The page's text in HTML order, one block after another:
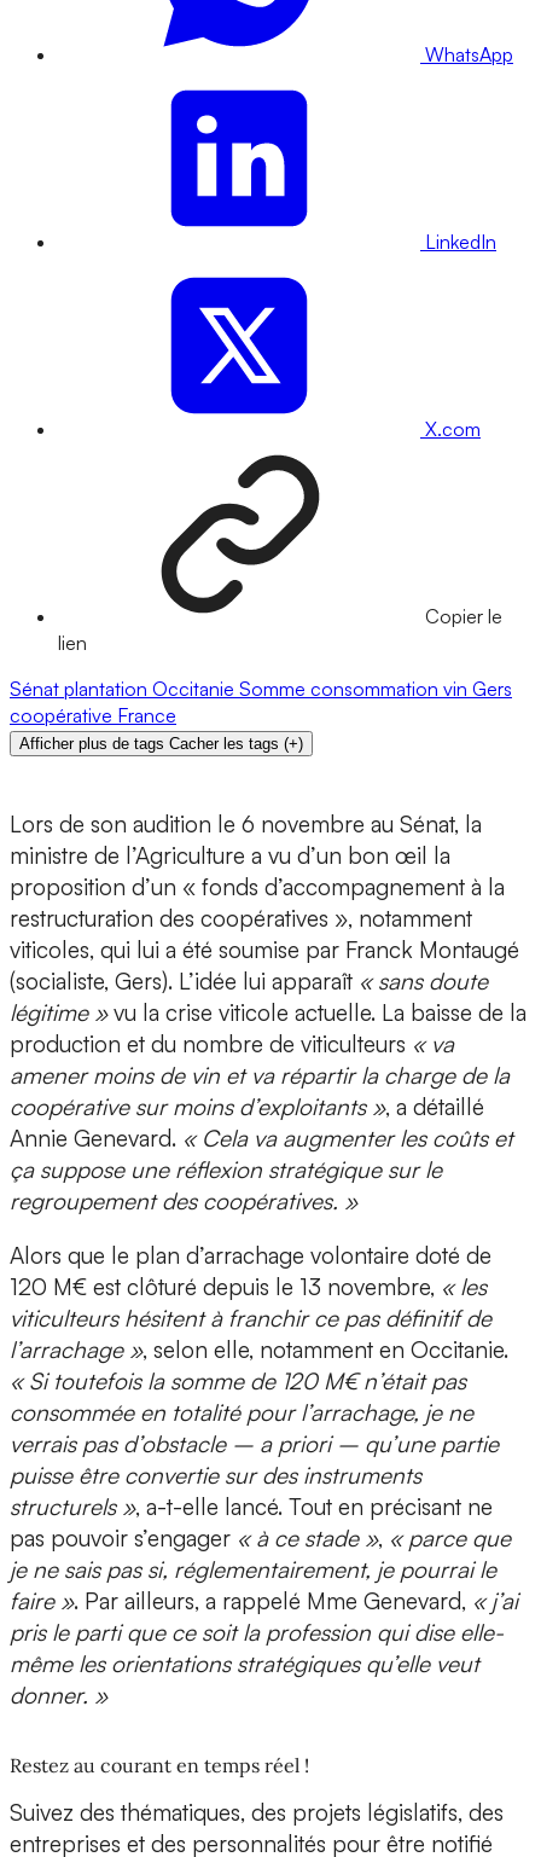
WhatsApp
LinkedIn
X.com
Copier le
lien
Sénat plantation Occitanie Somme consommation vin Gers
coopérative France
Afficher plus de tags Cacher les tags (+)
Lors de son audition le 6 novembre au Sénat, la
ministre de l’Agriculture a vu d’un bon œil la
proposition d’un « fonds d’accompagnement à la
restructuration des coopératives », notamment
viticoles, qui lui a été soumise par Franck Montaugé
(socialiste, Gers). L’idée lui apparaît « sans doute
légitime »vu la crise viticole actuelle. La baisse de la
production et du nombre de viticulteurs « va
amener moins de vin et va répartir la charge de la
coopérative sur moins d’exploitants », a détaillé
Annie Genevard. « Cela va augmenter les coûts et
ça suppose une réflexion stratégique sur le
regroupement des coopératives. »
Alors que le plan d’arrachage volontaire doté de
120 M€ est clôturé depuis le 13 novembre, « les
viticulteurs hésitent à franchir ce pas définitif de
l’arrachage », selon elle, notamment en Occitanie.
« Si toutefois la somme de 120 M€ n’était pas
consommée en totalité pour l’arrachage, je ne
verrais pas d’obstacle – a priori – qu’une partie
puisse être convertie sur des instruments
structurels », a-t-elle lancé. Tout en précisant ne
pas pouvoir s’engager « à ce stade », « parce que
je ne sais pas si, réglementairement, je pourrai le
faire ». Par ailleurs, a rappelé Mme Genevard, « j’ai
pris le parti que ce soit la profession qui dise elle-
même les orientations stratégiques qu’elle veut
donner. »
Restez au courant en temps réel !
Suivez des thématiques, des projets législatifs, des
entreprises et des personnalités pour être notifié